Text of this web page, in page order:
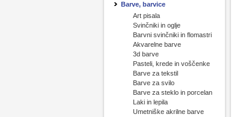
Barve, barvice
Art pisala
Svinčniki in oglje
Barvni svinčniki in flomastri
Akvarelne barve
3d barve
Pasteli, krede in voščenke
Barve za tekstil
Barve za svilo
Barve za steklo in porcelan
Laki in lepila
Umetniške akrilne barve